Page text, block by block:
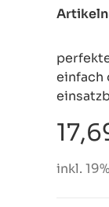
einfach
inkl.